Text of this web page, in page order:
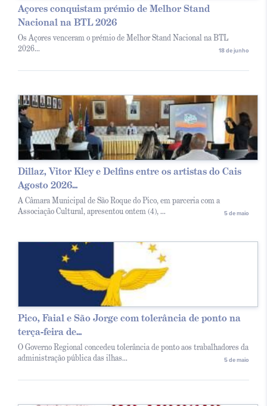
Açores conquistam prémio de Melhor Stand
Nacional na BTL 2026
Os Açores venceram o prémio de Melhor Stand Nacional na BTL
2026...
18 de junho
Dillaz, Vitor Kley e Delfins entre os artistas do Cais
Agosto 2026...
A Câmara Municipal de São Roque do Pico, em parceria com a
Associação Cultural, apresentou ontem (4), ...
5 de maio
Pico, Faial e São Jorge com tolerância de ponto na
terça-feira de...
O Governo Regional concedeu tolerância de ponto aos trabalhadores da
administração pública das ilhas...
5 de maio